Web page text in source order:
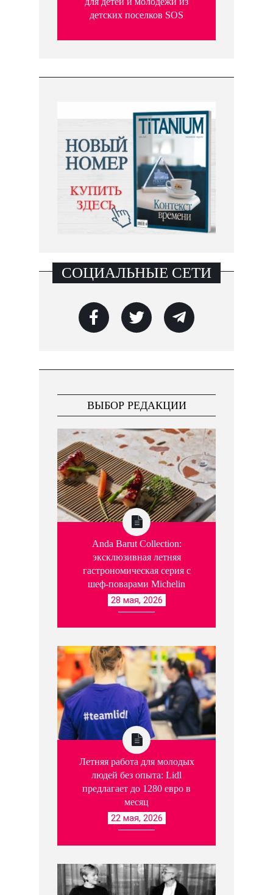
детских поселков SOS
СОЦИАЛЬНЫЕ СЕТИ
ВЫБОР РЕДАКЦИИ
Anda Barut Collection:
эксклюзивная летняя
гастрономическая серия с
шеф-поварами Michelin
28 мая, 2026
Летняя работа для молодых
людей без опыта: Lidl
предлагает до 1280 евро в
месяц
22 мая, 2026